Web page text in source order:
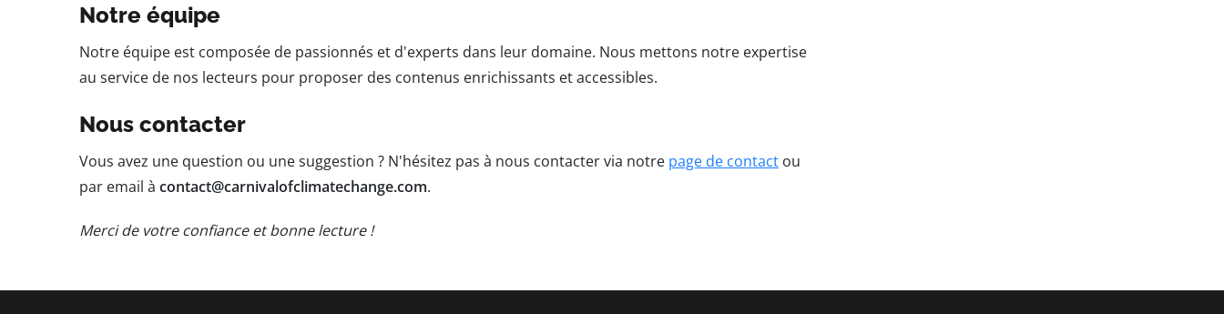
Notre équipe
Notre équipe est composée de passionnés et d'experts dans leur domaine. Nous mettons notre expertise
au service de nos lecteurs pour proposer des contenus enrichissants et accessibles.
Nous contacter
Vous avez une question ou une suggestion ? N'hésitez pas à nous contacter via notre page de contact ou
par email à contact@carnivalofclimatechange.com.
Merci de votre confiance et bonne lecture !